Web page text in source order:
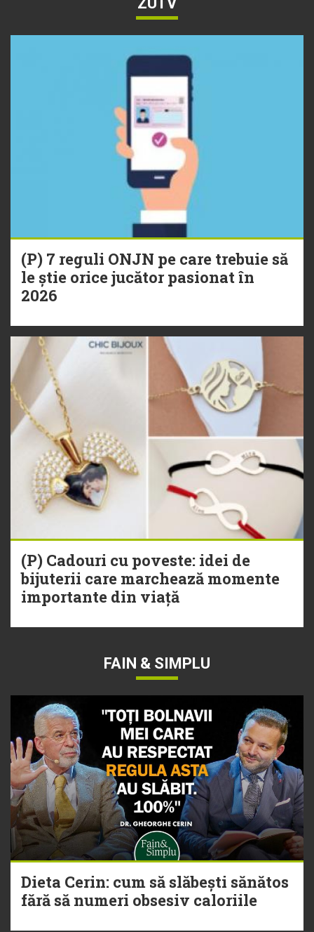
(P) 7 reguli ONJN pe care trebuie să
le știe orice jucător pasionat în
2026
(P) Cadouri cu poveste: idei de
bijuterii care marchează momente
importante din viață
FAIN & SIMPLU
Dieta Cerin: cum să slăbești sănătos
fără să numeri obsesiv caloriile